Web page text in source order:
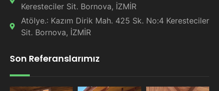
Keresteciler Sit. Bornova, İZMİR
Atölye.: Kazım Dirik Mah. 425 Sk. No:4 Keresteciler
Sit. Bornova, İZMİR
Son Referanslarımız